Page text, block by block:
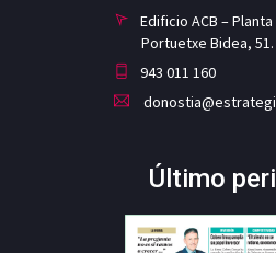
Edificio ACB –
Portuetxe Bidea,
943 011 160
Último